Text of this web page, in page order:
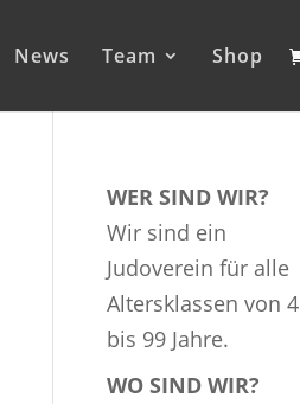
News Team Shop
WER SIND WIR?
Wir sind ein
Judoverein für alle
Altersklassen von 4
bis 99 Jahre.
WO SIND WIR?